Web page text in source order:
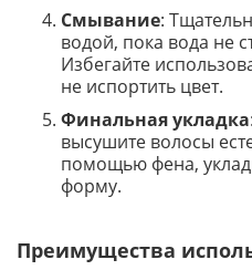
Смывание:
водой, пока вода не
Избегайте
не испортить цвет.
Финальная укладка
высушите волосы
помощью фена,
форму.
Преимущества